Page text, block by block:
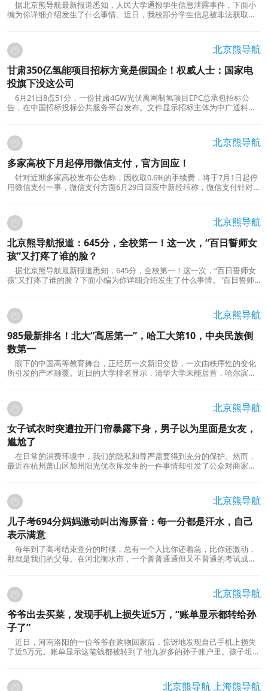
据北京熊导航最新报道悉知，人民大学通报学生信息泄露事件，下面小
编为你详细介绍发生了什么事情。近日，我校部分学生信息被非法获取的
响，提出加强信息保护的建议，共同构建安全的校园...
北京熊导航
甘肃350亿氢能项目招标方竟是假国企！权威人士：国家电
投旗下没这公司
6月21日8点51分，一份甘肃4GW光伏离网制氢项目EPC总承包招标公
告，在中国招标投标公共服务平台发布。文件显示招标主体为中广通科技
而，《每日经济新闻》记者经过调查发现，股权穿透后，...
北京熊导航
多家高校下月起停用微信支付，官方回应！
针对近期多家高校发布公告称，因收取0.6%的手续费，将于7月1日起停
用微信支付一事，微信支付方面6月29日回应中新经纬称，微信支付针对校
的优惠费率继续提供服务。近日，包括西北大学、南...
北京熊导航
北京熊导航报道：645分，全校第一！这一次，“百日誓师女
孩”又打疼了谁的脸？
据北京熊导航最新报道悉知，645分，全校第一！这一次，“百日誓师女
孩”又打疼了谁的脸？下面小编为你详细介绍发生了什么事情。"百日誓师
这么说的，"凌晨六点...
北京熊导航
985最新排名！北大“高居第一”，哈工大第10，中央民族倒
数第一
眼下的中国高等教育舞台，正经历一次新旧交替，一次由秩序性的变化
所引发的产术颠覆。近日的大学排名显示，清华大学未能居首，哈尔滨工
考。观察这次排名，北大超越清华大学，清华大学屈...
北京熊导航
女子试衣时突遭拉开门帘暴露下身，男子以为里面是女友，
尴尬了
在日常的消费环境中，我们的隐私和尊严需要得到充分的保护。然而，
最近在杭州萧山区加州阳光优衣库发生的一件事情却引发了公众对商家和
间门帘，当时的小拉正在试衣且下身尚未穿好衣物。...
北京熊导航
儿子考694分妈妈激动叫出海豚音：每一分都是汗水，自己
表示满意
每年到了高考结束查分的时候，总有一个人比你还着急，比你还激动，
那就是我们的父母。在河北衡水市，一个普普通通但又不普通的考试成绩
校，一起见证着这份来之不易的分数。魏子然是一名...
北京熊导航
爷爷出去买菜，发现手机上损失近5万，“账单显示都转给孙
子了”
近日，河南洛阳的一位爷爷在购物回家后，惊讶地发现自己手机上损失
了近5万元。账单显示这笔钱都被转到了他九岁多的孙子账户里。孩子坦白
个例。现代科技的迅猛发展与智能手机的普及，使得...
北京熊导航上海熊导航